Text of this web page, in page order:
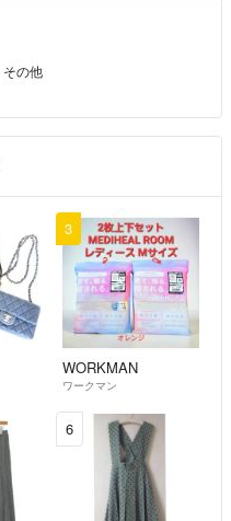
その他
3
WORKMAN
ワークマン
6